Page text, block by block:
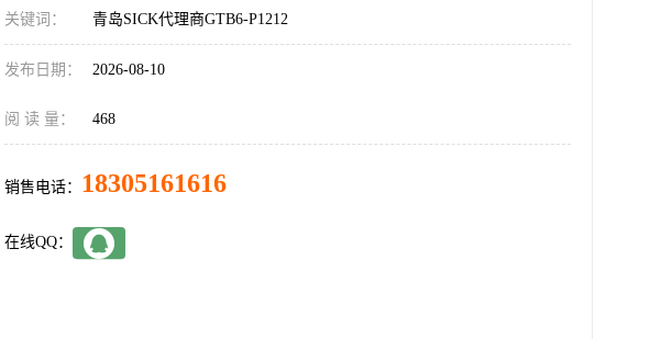
关键词： 青岛SICK代理商GTB6-P1212
发布日期： 2026-08-10
阅 读 量： 468
销售电话： 18305161616
在线QQ：